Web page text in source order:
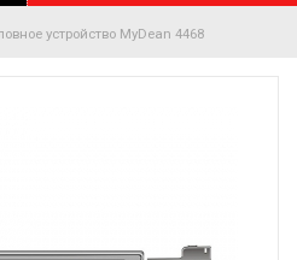
устройство MyDean 4468